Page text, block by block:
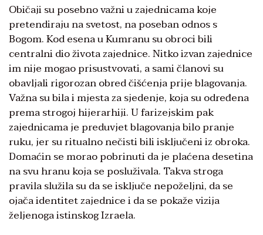
Običaji su posebno važni u zajednicama koje
pretendiraju na svetost, na poseban odnos s
Bogom. Kod esena u Kumranu su obroci bili
centralni dio života zajednice. Nitko izvan zajednice
im nije mogao prisustvovati, a sami članovi su
obavljali rigorozan obred čišćenja prije blagovanja.
Važna su bila i mjesta za sjedenje, koja su određena
prema strogoj hijerarhiji. U farizejskim pak
zajednicama je preduvjet blagovanja bilo pranje
ruku, jer su ritualno nečisti bili isključeni iz obroka.
Domaćin se morao pobrinuti da je plaćena desetina
na svu hranu koja se posluživala. Takva stroga
pravila služila su da se isključe nepoželjni, da se
ojača identitet zajednice i da se pokaže vizija
željenoga istinskog Izraela.